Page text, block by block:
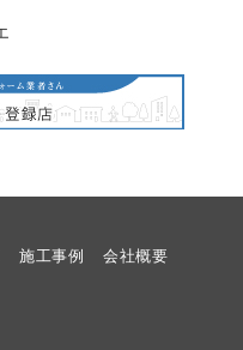
施工事例
会社概要